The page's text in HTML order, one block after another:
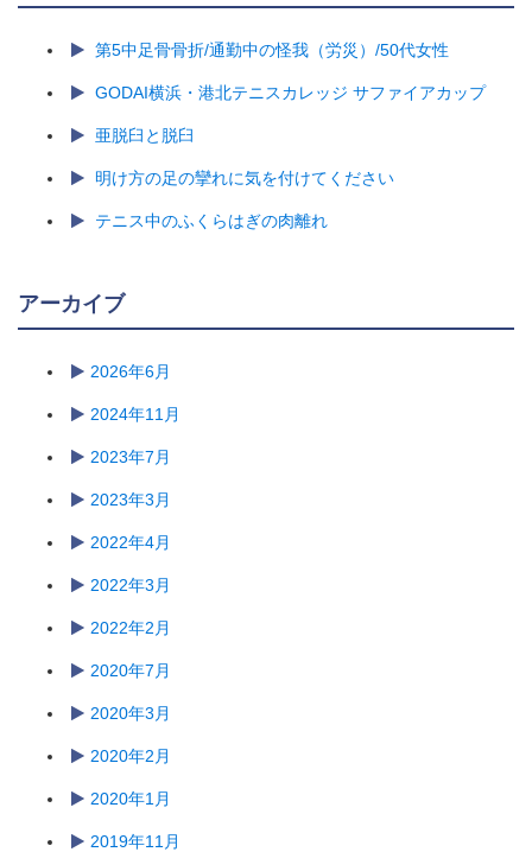
第5中足骨骨折/通勤中の怪我（労災）/50代女性
GODAI横浜・港北テニスカレッジ サファイアカップ
亜脱臼と脱臼
明け方の足の攣れに気を付けてください
テニス中のふくらはぎの肉離れ
アーカイブ
2026年6月
2024年11月
2023年7月
2023年3月
2022年4月
2022年3月
2022年2月
2020年7月
2020年3月
2020年2月
2020年1月
2019年11月